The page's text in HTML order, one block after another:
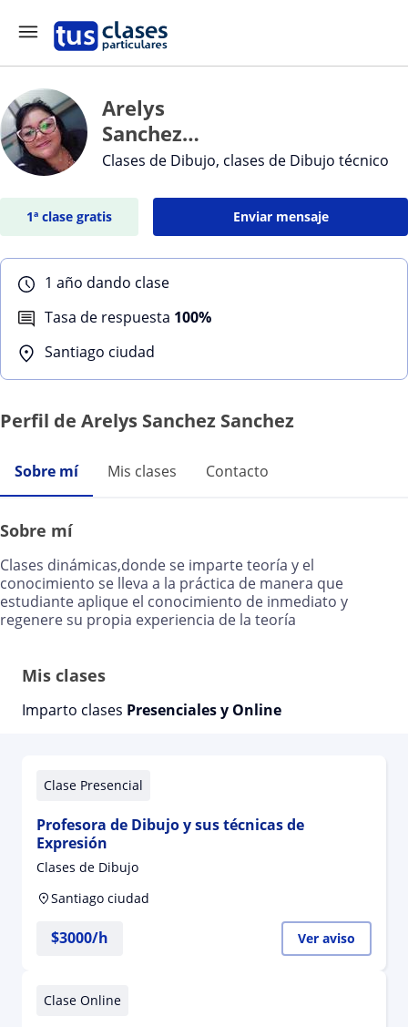
Arelys
Sanchez
Sanchez
Clases de Dibujo, clases de Dibujo técnico
1ª clase gratis Enviar mensaje
1 año dando clase
Tasa de respuesta 100%
Santiago ciudad
Perfil de Arelys Sanchez Sanchez
Sobre mí Mis clases Contacto
Sobre mí
Clases dinámicas,donde se imparte teoría y el
conocimiento se lleva a la práctica de manera que
estudiante aplique el conocimiento de inmediato y
regenere su propia experiencia de la teoría
Mis clases
Imparto clases Presenciales y Online
Clase Presencial
Profesora de Dibujo y sus técnicas de
Expresión
Clases de Dibujo
Santiago ciudad
$3000/h Ver aviso
Clase Online